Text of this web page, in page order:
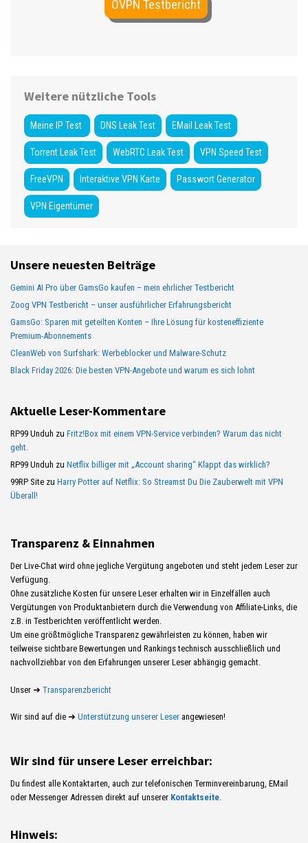
OVPN Testbericht
Weitere nützliche Tools
Meine IP Test DNS Leak Test EMail Leak Test
Torrent Leak Test WebRTC Leak Test VPN Speed Test
FreeVPN Interaktive VPN Karte Passwort Generator
VPN Eigentümer
Unsere neuesten Beiträge
Gemini AI Pro über GamsGo kaufen – mein ehrlicher Testbericht
Zoog VPN Testbericht – unser ausführlicher Erfahrungsbericht
GamsGo: Sparen mit geteilten Konten – Ihre Lösung für kosteneffiziente
Premium-Abonnements
CleanWeb von Surfshark: Werbeblocker und Malware-Schutz
Black Friday 2026: Die besten VPN-Angebote und warum es sich lohnt
Aktuelle Leser-Kommentare
RP99 Unduh zu Fritz!Box mit einem VPN-Service verbinden? Warum das nicht
geht.
RP99 Unduh zu Netflix billiger mit „Account sharing“ Klappt das wirklich?
99RP Site zu Harry Potter auf Netflix: So Streamst Du Die Zauberwelt mit VPN
Überall!
Transparenz & Einnahmen
Der Live-Chat wird ohne jegliche Vergütung angeboten und steht jedem Leser zur
Verfügung.
Ohne zusätzliche Kosten für unsere Leser erhalten wir in Einzelfällen auch
Vergütungen von Produktanbietern durch die Verwendung von Affiliate-Links, die
z.B. in Testberichten veröffentlicht werden.
Um eine größtmögliche Transparenz gewährleisten zu können, haben wir
teilweise sichtbare Bewertungen und Rankings technisch ausschließlich und
nachvollziehbar von den Erfahrungen unserer Leser abhängig gemacht.
Unser ➜ Transparenzbericht
Wir sind auf die ➜ Unterstützung unserer Leser angewiesen!
Wir sind für unsere Leser erreichbar:
Du findest alle Kontaktarten, auch zur telefonischen Terminvereinbarung, EMail
oder Messenger Adressen direkt auf unserer Kontaktseite.
Hinweis: